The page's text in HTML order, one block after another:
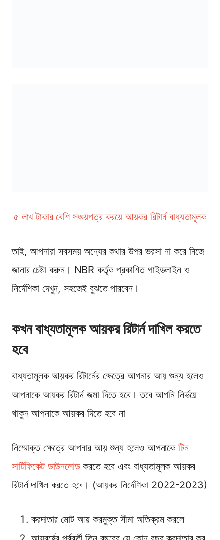
৫ লাখ টাকার বেশি সঞ্চয়পত্র ক্রয়ে আয়কর রিটার্ন বাধ্যতামূলক
তাই, আপনারা সবসময় অন্যের কথার উপর ভরসা না করে নিজে
জানার চেষ্টা করুন। NBR কর্তৃক প্রকাশিত গাইডলাইন ও
নির্দেশিকা দেখুন, সহজেই বুঝতে পারবেন।
কখন বাধ্যতামূলক আয়কর রিটার্ন দাখিল করতে
হবে
বাধ্যতামূলক আয়কর রিটার্নের ক্ষেত্রে আপনার আয় শুন্য হলেও
আপনাকে আয়কর রিটার্ন জমা দিতে হবে। তবে আপনি নির্ভয়ে
থাকুন আপনাকে আয়কর দিতে হবে না
নিম্মোক্ত ক্ষেত্রে আপনার আয় শুন্য হলেও আপনাকে টিন
সার্টিফিকেট ডাউনলোড করতে হবে এবং বাধ্যতামূলক আয়কর
রিটার্ন দাখিল করতে হবে। (আয়কর নির্দেশিকা 2022-2023)
করদাতার মােট আয় করমুক্ত সীমা অতিক্রম করলে